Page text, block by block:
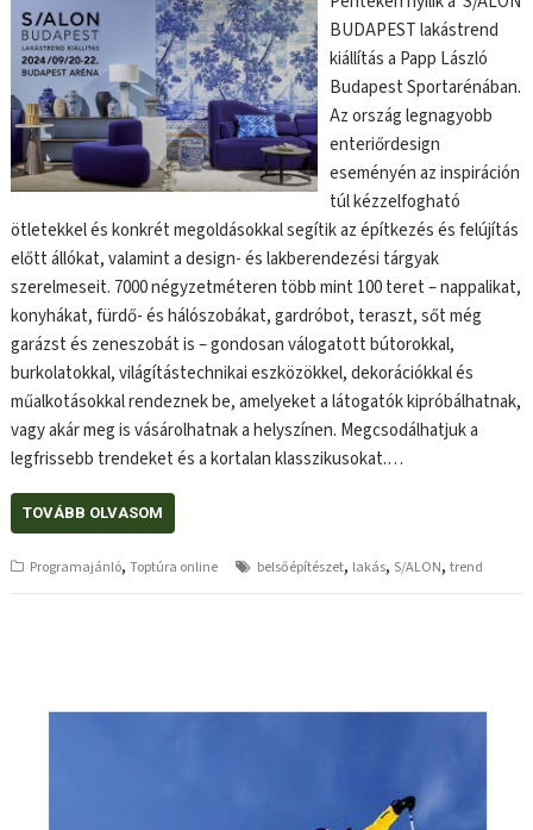
BUDAPEST lakástrend
kiállítás a Papp László
Budapest Sportarénában.
Az ország legnagyobb
enteriőrdesign
eseményén az inspiráción
túl kézzelfogható
ötletekkel és konkrét megoldásokkal segítik az építkezés és felújítás
előtt állókat, valamint a design- és lakberendezési tárgyak
szerelmeseit. 7000 négyzetméteren több mint 100 teret – nappalikat,
konyhákat, fürdő- és hálószobákat, gardróbot, teraszt, sőt még
garázst és zeneszobát is – gondosan válogatott bútorokkal,
burkolatokkal, világítástechnikai eszközökkel, dekorációkkal és
műalkotásokkal rendeznek be, amelyeket a látogatók kipróbálhatnak,
vagy akár meg is vásárolhatnak a helyszínen. Megcsodálhatjuk a
legfrissebb trendeket és a kortalan klasszikusokat.…
TOVÁBB OLVASOM
Programajánló,Toptúra online belsőépítészet, lakás, S/ALON,trend